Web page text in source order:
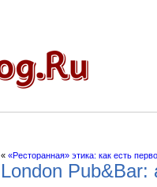
« «Ресторанная» этика: как есть
London Pub&Bar: